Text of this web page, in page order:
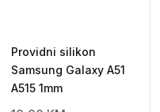
Providni silikon
Samsung Galaxy A51
A515 1mm